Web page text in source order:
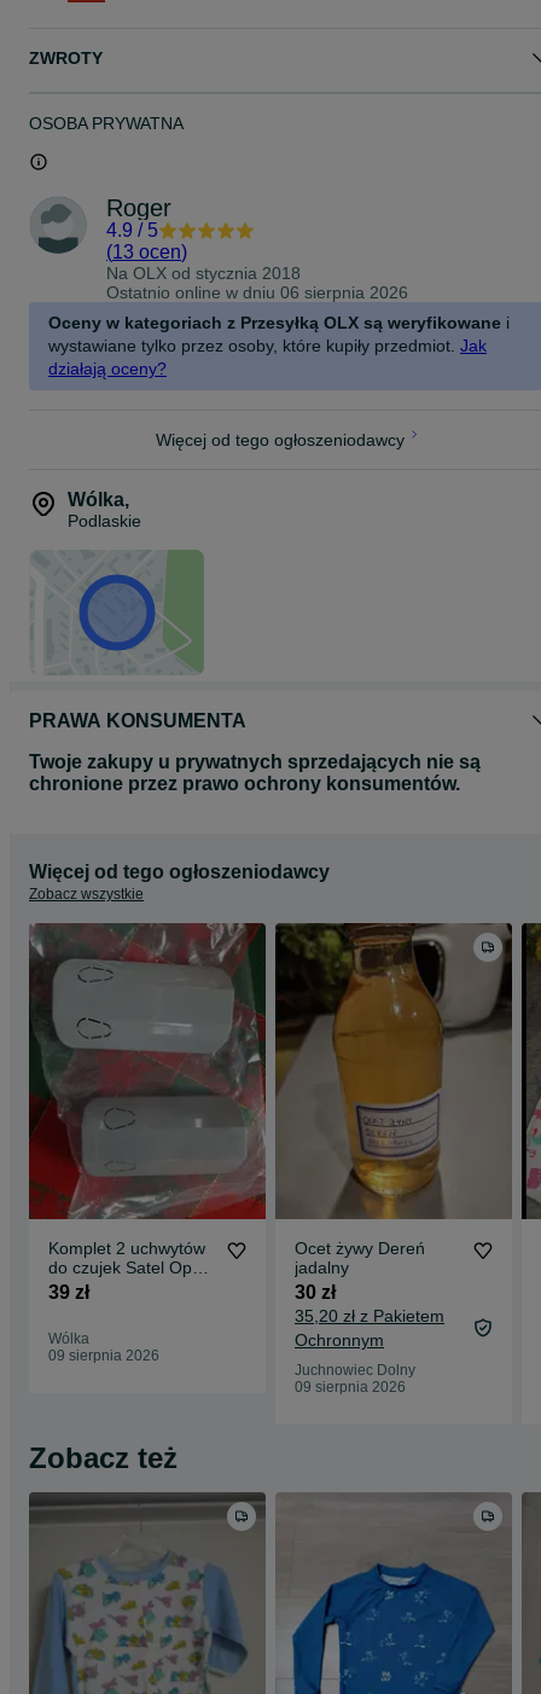
ZWROTY
OSOBA PRYWATNA
Roger
4.9 / 5
(13 ocen)
Na OLX od stycznia 2018
Ostatnio online w dniu 06 sierpnia 2026
Oceny w kategoriach z Przesyłką OLX są weryfikowane i
wystawiane tylko przez osoby, które kupiły przedmiot. Jak
działają oceny?
Więcej od tego ogłoszeniodawcy
Wólka,
Podlaskie
PRAWA KONSUMENTA
Twoje zakupy u prywatnych sprzedających nie są
chronione przez prawo ochrony konsumentów.
Więcej od tego ogłoszeniodawcy
Zobacz wszystkie
Komplet 2 uchwytów
do czujek Satel Opal
szary
39 zł
Wólka
09 sierpnia 2026
Ocet żywy Dereń
jadalny
30 zł
35,20 zł z Pakietem
Ochronnym
Juchnowiec Dolny
09 sierpnia 2026
Zobacz też